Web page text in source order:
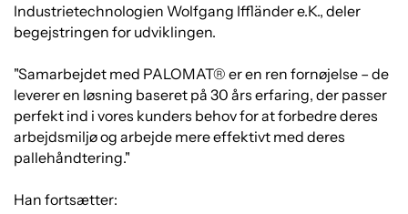
Industrietechnologien Wolfgang Iffländer e.K., deler
begejstringen for udviklingen.
"Samarbejdet med PALOMAT® er en ren fornøjelse – de
leverer en løsning baseret på 30 års erfaring, der passer
perfekt ind i vores kunders behov for at forbedre deres
arbejdsmiljø og arbejde mere effektivt med deres
pallehåndtering."
Han fortsætter: